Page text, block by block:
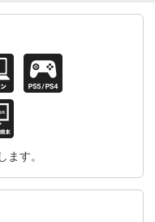
ます。